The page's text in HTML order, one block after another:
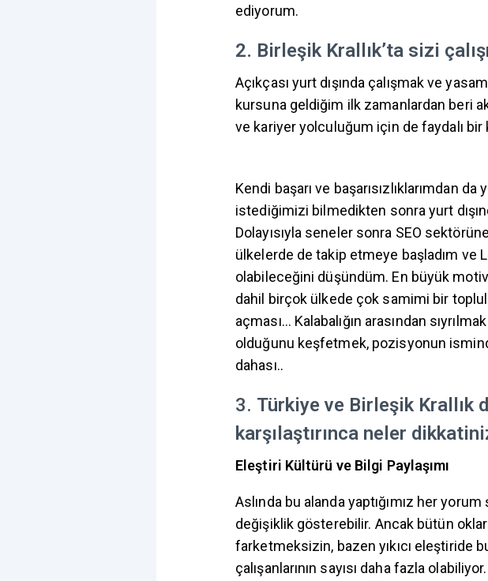
ediyorum.
2. Birleşik Krallık’ta sizi
Açıkçası yurt dışında çalışmak ve
kursuna geldiğim ilk zamanlardan beri
ve kariyer yolculuğum için de faydalı
Kendi başarı ve başarısızlıklarımdan
istediğimizi bilmedikten sonra yurt
Dolayısıyla seneler sonra SEO
ülkelerde de takip etmeye başladım ve
olabileceğini düşündüm. En büyük
dahil birçok ülkede çok samimi bir
açması… Kalabalığın arasından
olduğunu keşfetmek, pozisyonun
dahası..
3. Türkiye ve Birleşik
karşılaştırınca neler
Eleştiri Kültürü ve Bilgi Paylaşımı
Aslında bu alanda yaptığımız her
değişiklik gösterebilir. Ancak bütün
farketmeksizin, bazen yıkıcı eleştiride
çalışanlarının sayısı daha fazla